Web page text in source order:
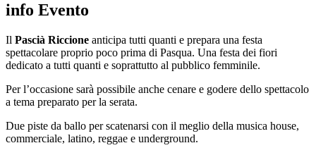
info Evento
Il Pascià Riccione anticipa tutti quanti e prepara una festa
spettacolare proprio poco prima di Pasqua. Una festa dei fiori
dedicato a tutti quanti e soprattutto al pubblico femminile.
Per l’occasione sarà possibile anche cenare e godere dello spettacolo
a tema preparato per la serata.
Due piste da ballo per scatenarsi con il meglio della musica house,
commerciale, latino, reggae e underground.